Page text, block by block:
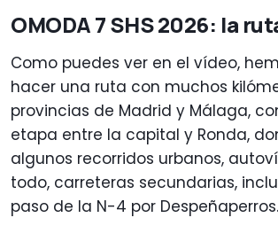
OMODA 7 SHS 2026: la
Como puedes ver en el vídeo,
hacer una ruta con muchos
provincias de Madrid y Málaga,
etapa entre la capital y Ronda,
algunos recorridos urbanos,
todo, carreteras secundarias,
paso de la N-4 por Despeñaperros.